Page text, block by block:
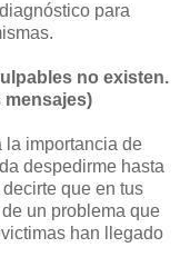
para
no existen.
mensajes)
la importancia de
despedirme hasta
que en tus
un problema que
han llegado